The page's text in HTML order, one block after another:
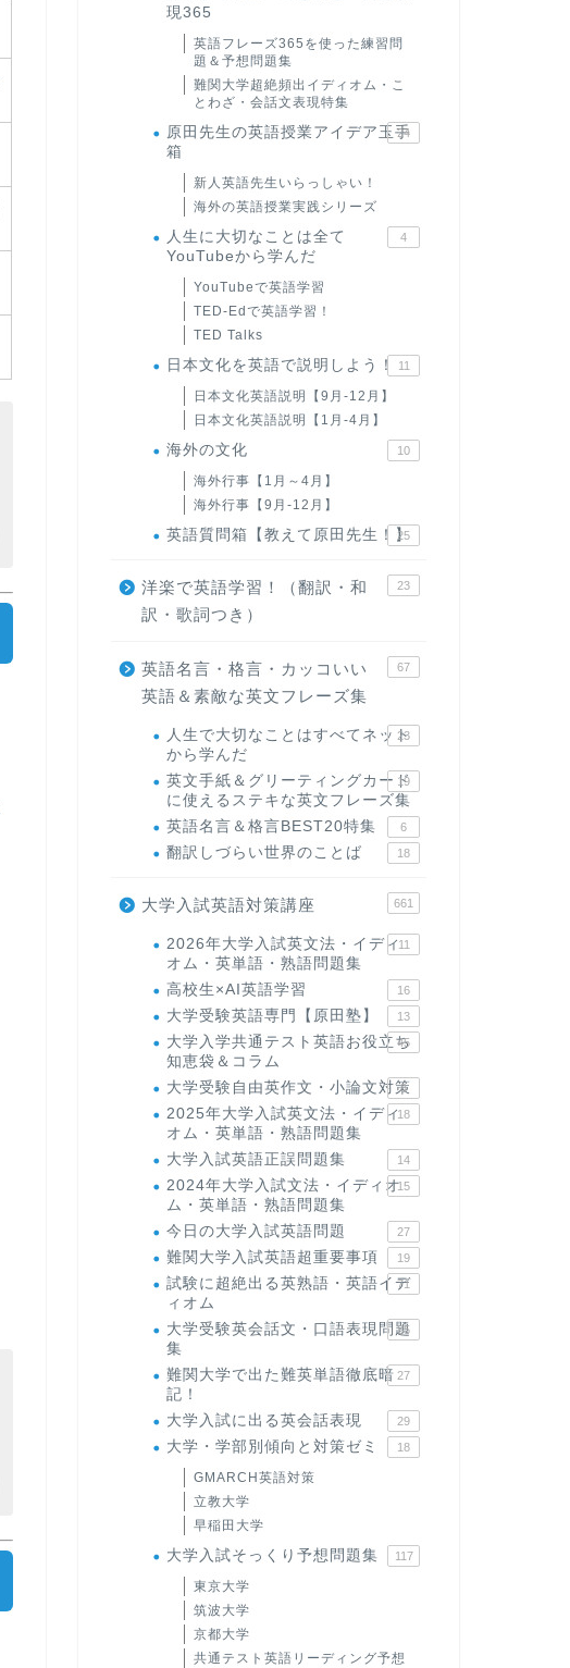
現365
英語フレーズ365を使った練習問
題＆予想問題集
難関大学超絶頻出イディオム・こ
とわざ・会話文表現特集
原田先生の英語授業アイデア玉手
箱
24
新人英語先生いらっしゃい！
海外の英語授業実践シリーズ
人生に大切なことは全て
YouTubeから学んだ
4
YouTubeで英語学習
TED-Edで英語学習！
TED Talks
日本文化を英語で説明しよう！ 11
日本文化英語説明【9月-12月】
日本文化英語説明【1月-4月】
海外の文化 10
海外行事【1月～4月】
海外行事【9月-12月】
英語質問箱【教えて原田先生！】
25
洋楽で英語学習！（翻訳・和
訳・歌詞つき）
23
英語名言・格言・カッコいい
英語＆素敵な英文フレーズ集
67
人生で大切なことはすべてネット
から学んだ
23
英文手紙＆グリーティングカード
に使えるステキな英文フレーズ集
19
英語名言＆格言BEST20特集 6
翻訳しづらい世界のことば 18
大学入試英語対策講座 661
2026年大学入試英文法・イディ
オム・英単語・熟語問題集
11
高校生×AI英語学習 16
大学受験英語専門【原田塾】 13
大学入学共通テスト英語お役立ち
知恵袋＆コラム
45
大学受験自由英作文・小論文対策
8
2025年大学入試英文法・イディ
オム・英単語・熟語問題集
18
大学入試英語正誤問題集 14
2024年大学入試文法・イディオ
ム・英単語・熟語問題集
15
今日の大学入試英語問題 27
難関大学入試英語超重要事項 19
試験に超絶出る英熟語・英語イデ
ィオム
71
大学受験英会話文・口語表現問題
集
35
難関大学で出た難英単語徹底暗
記！
27
大学入試に出る英会話表現 29
大学・学部別傾向と対策ゼミ 18
GMARCH英語対策
立教大学
早稲田大学
大学入試そっくり予想問題集 117
東京大学
筑波大学
京都大学
共通テスト英語リーディング予想